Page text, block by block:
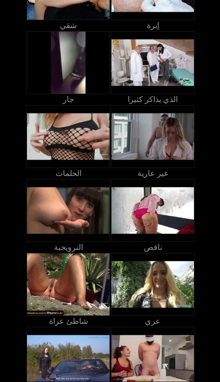
شقي إبرة
جار الذي يذاكر كثيرا
الحلمات غير عارية
النرويجية ناقص
شاطئ عراة عري